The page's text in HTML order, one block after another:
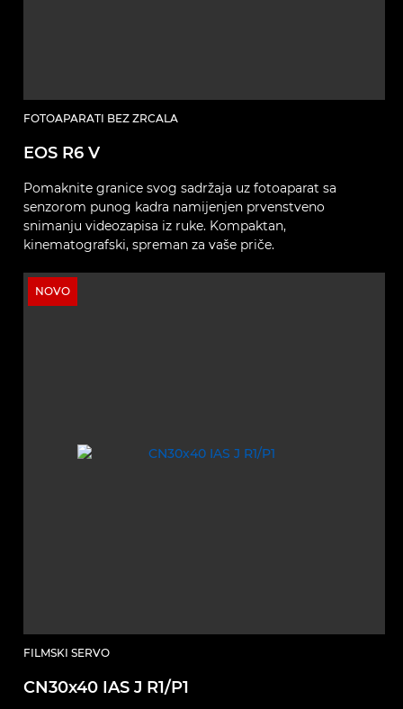
FOTOAPARATI BEZ ZRCALA
EOS R6 V
Pomaknite granice svog sadržaja uz fotoaparat sa
senzorom punog kadra namijenjen prvenstveno
snimanju videozapisa iz ruke. Kompaktan,
kinematografski, spreman za vaše priče.
NOVO
FILMSKI SERVO
CN30x40 IAS J R1/P1